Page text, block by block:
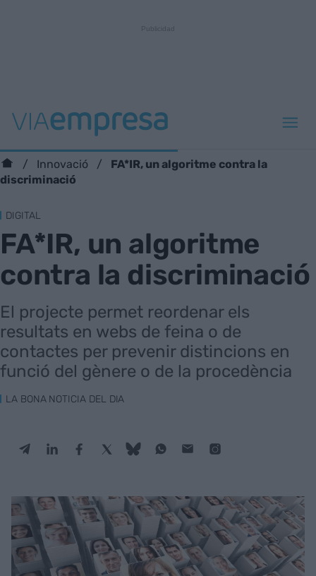
Innovació
FA*IR, un algoritme contra la
discriminació
DIGITAL
FA*IR, un algoritme
contra la discriminació
El projecte permet reordenar els
resultats en webs de feina o de
contactes per prevenir distincions en
funció del gènere o de la procedència
LA BONA NOTICIA DEL DIA